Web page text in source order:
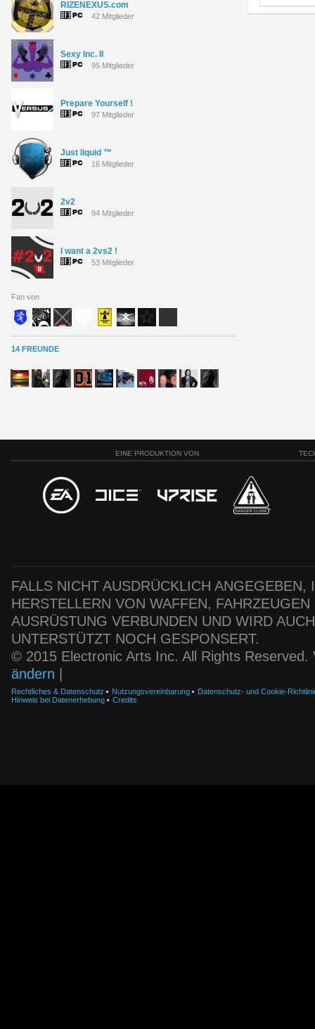
RIZENEXUS.com
42 Mitglieder
Sexy Inc. II
95 Mitglieder
Prepare Yourself !
97 Mitglieder
Just liquid ™
16 Mitglieder
2v2
94 Mitglieder
I want a 2vs2 !
53 Mitglieder
Fan von
14 FREUNDE
EINE PRODUKTION VON
FALLS NICHT AUSDRÜCKLICH
HERSTELLERN VON WAFFEN,
AUSRÜSTUNG VERBUNDEN UND WIRD
UNTERSTÜTZT NOCH GESPONSERT.
© 2015 Electronic Arts Inc. All Rights
ändern
Rechtliches & Datenschutz Nutzungsvereinbarung
Datenschutz- und Cookie-
Hinweis bei Datenerhebung
Credits